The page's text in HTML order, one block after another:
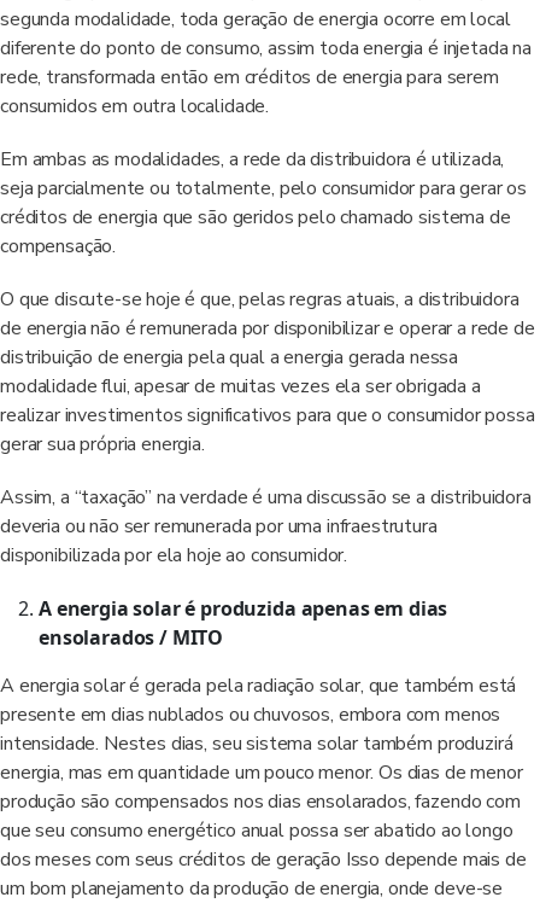
segunda modalidade, toda geração de energia ocorre em local
diferente do ponto de consumo, assim toda energia é injetada na
rede, transformada então em créditos de energia para serem
consumidos em outra localidade.
Em ambas as modalidades, a rede da distribuidora é utilizada,
seja parcialmente ou totalmente, pelo consumidor para gerar os
créditos de energia que são geridos pelo chamado sistema de
compensação.
O que discute-se hoje é que, pelas regras atuais, a distribuidora
de energia não é remunerada por disponibilizar e operar a rede de
distribuição de energia pela qual a energia gerada nessa
modalidade flui, apesar de muitas vezes ela ser obrigada a
realizar investimentos significativos para que o consumidor possa
gerar sua própria energia.
Assim, a “taxação” na verdade é uma discussão se a distribuidora
deveria ou não ser remunerada por uma infraestrutura
disponibilizada por ela hoje ao consumidor.
A energia solar é produzida apenas em dias
ensolarados / MITO
A energia solar é gerada pela radiação solar, que também está
presente em dias nublados ou chuvosos, embora com menos
intensidade. Nestes dias, seu sistema solar também produzirá
energia, mas em quantidade um pouco menor. Os dias de menor
produção são compensados nos dias ensolarados, fazendo com
que seu consumo energético anual possa ser abatido ao longo
dos meses com seus créditos de geração Isso depende mais de
um bom planejamento da produção de energia, onde deve-se